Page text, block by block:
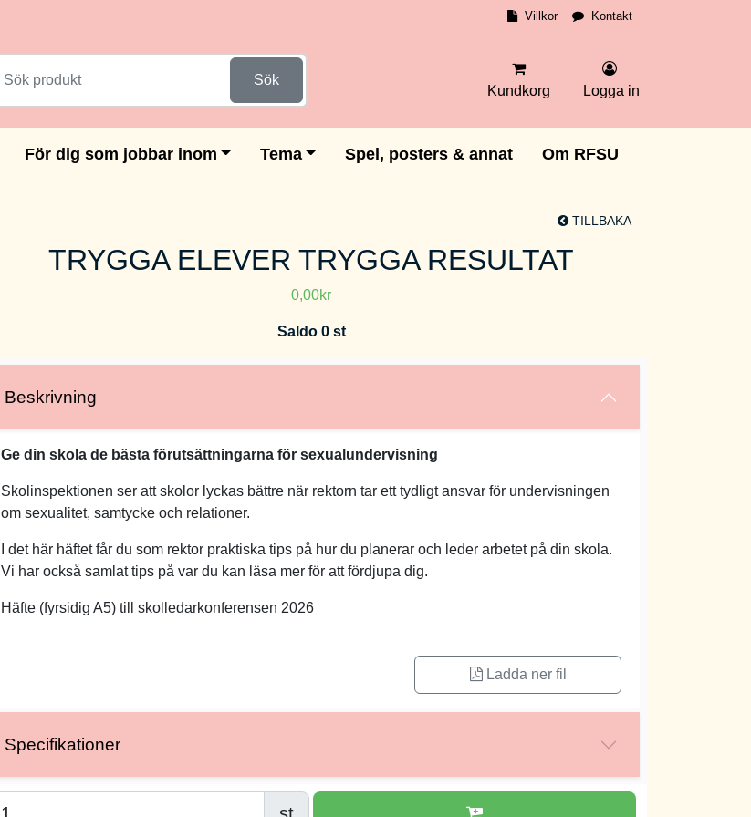
Villkor Kontakt
Sök
Kundkorg Logga in
För dig som jobbar inom Tema Spel, posters & annat Om RFSU
TILLBAKA
TRYGGA ELEVER TRYGGA RESULTAT
0,00kr
Saldo 0 st
Beskrivning
Ge din skola de bästa förutsättningarna för sexualundervisning
Skolinspektionen ser att skolor lyckas bättre när rektorn tar ett tydligt ansvar för undervisningen
om sexualitet, samtycke och relationer.
I det här häftet får du som rektor praktiska tips på hur du planerar och leder arbetet på din skola.
Vi har också samlat tips på var du kan läsa mer för att fördjupa dig.
Häfte (fyrsidig A5) till skolledarkonferensen 2026
Ladda ner fil
Specifikationer